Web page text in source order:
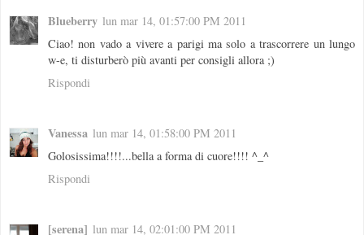
Blueberry lun mar 14, 01:57:00 PM 2011
Ciao! non vado a vivere a parigi ma solo a trascorrere un lungo
w-e, ti disturberò più avanti per consigli allora ;)
Rispondi
Vanessa lun mar 14, 01:58:00 PM 2011
Golosissima!!!!...bella a forma di cuore!!!! ^_^
Rispondi
[serena] lun mar 14, 02:01:00 PM 2011